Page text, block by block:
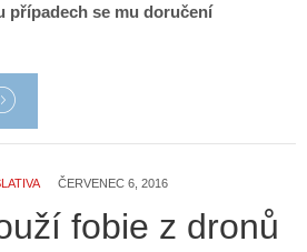
případech se mu doručení
ČERVENEC 6, 2016
fobie z dronů